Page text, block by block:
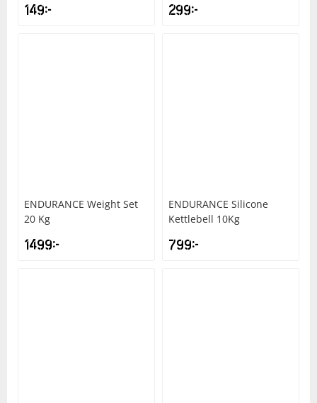
149kr 299kr
ENDURANCE Weight Set
20 Kg
1499kr
ENDURANCE Silicone
Kettlebell 10Kg
799kr